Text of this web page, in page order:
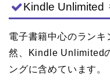
Kindle Unlimited
電子書籍中心のラン
然、Kindle Unlimited
ングに含めています。